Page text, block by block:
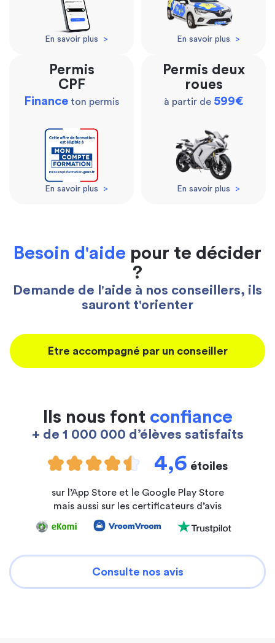
En savoir plus > En savoir plus >
Permis
CPF
Finance ton permis
En savoir plus >
Permis deux
roues
à partir de 599€
En savoir plus >
Besoin d'aide pour te décider
?
Demande de l'aide à nos conseillers, ils
sauront t'orienter
Etre accompagné par un conseiller
Ils nous font confiance
+ de 1 000 000 d’élèves satisfaits
4,6 étoiles
sur l’App Store et le Google Play Store
mais aussi sur les certificateurs d’avis
Consulte nos avis